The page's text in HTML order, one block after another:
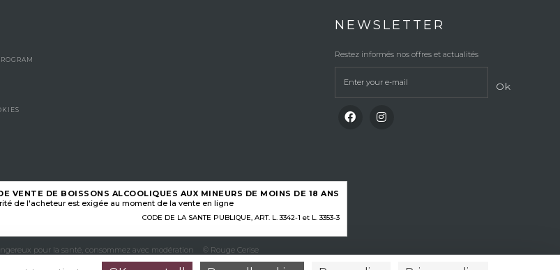
NEWSLETTER
Restez informés nos offres et actualités
Ok
VENTE DE BOISSONS ALCOOLIQUES AUX MINEURS DE MOINS DE 18 ANS
de l'acheteur est exigée au moment de la vente en ligne
CODE DE LA SANTE PUBLIQUE, ART. L. 3342-1 et L. 3353-3
pour la santé, consommez avec modération © Rouge Cerise